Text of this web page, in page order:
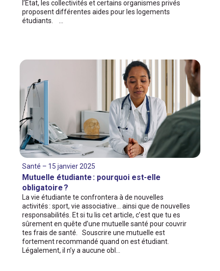
l’État, les collectivités et certains organismes privés
proposent différentes aides pour les logements
étudiants. …
Santé – 15 janvier 2025
Mutuelle étudiante : pourquoi est-elle
obligatoire ?
La vie étudiante te confrontera à de nouvelles
activités : sport, vie associative… ainsi que de nouvelles
responsabilités. Et si tu lis cet article, c’est que tu es
sûrement en quête d’une mutuelle santé pour couvrir
tes frais de santé. Souscrire une mutuelle est
fortement recommandé quand on est étudiant.
Légalement, il n’y a aucune obl…